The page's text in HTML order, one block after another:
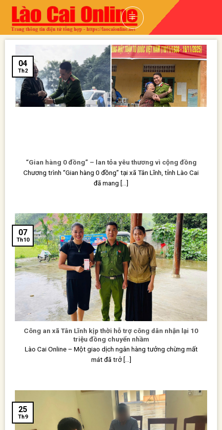
Skip
content
“Gian hàng 0 đồng” – lan tỏa yêu thương vì cộng đồng
Chương trình “Gian hàng 0 đồng” tại xã Tân Lĩnh, tỉnh Lào Cai
đã mang [...]
04
Th2
Công an xã Tân Lĩnh kịp thời hỗ trợ công dân nhận lại 10
triệu đồng chuyển nhầm
Lào Cai Online – Một giao dịch ngân hàng tưởng chừng mất
mát đã trở [...]
07
Th10
25
Th9